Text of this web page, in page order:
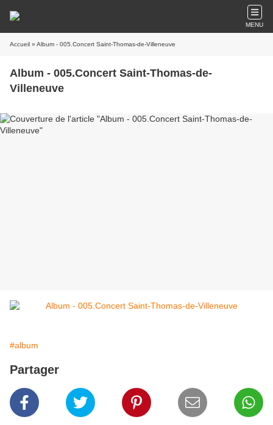
MENU
Accueil » Album - 005.Concert Saint-Thomas-de-Villeneuve
Album - 005.Concert Saint-Thomas-de-
Villeneuve
#album
Partager